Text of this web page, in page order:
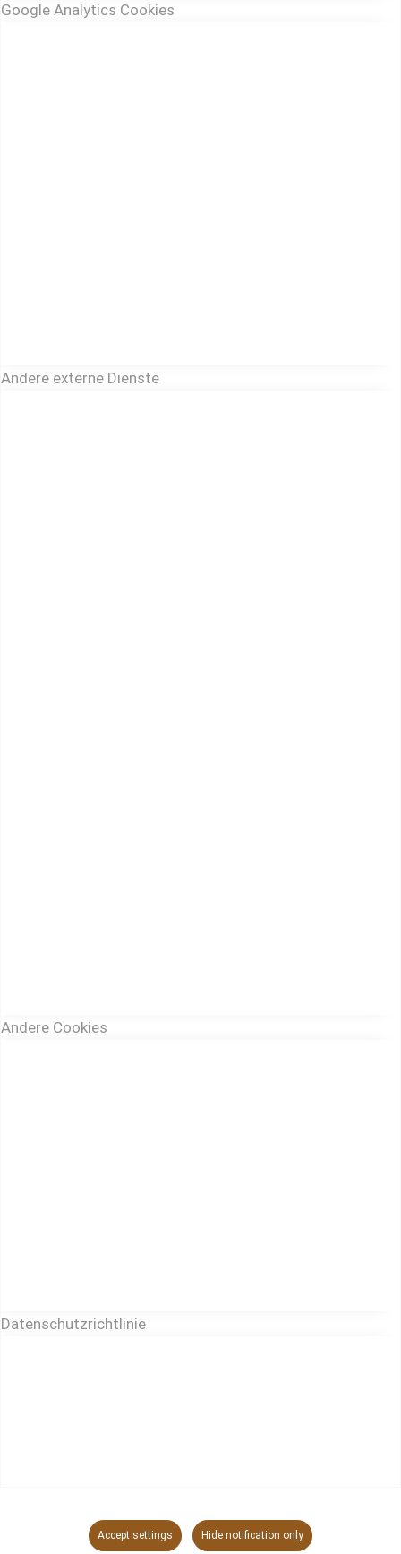
Google Analytics Cookies
Andere externe Dienste
Andere Cookies
Datenschutzrichtlinie
Accept settings Hide notification only